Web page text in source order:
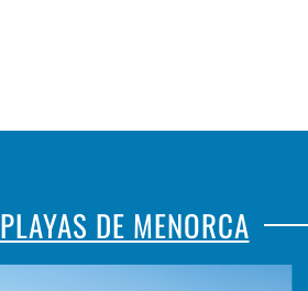
PLAYAS DE MENORCA